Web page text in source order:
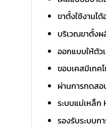
ขาตั้งใช้งานไ
บริเวณขาตั้ง
ออกแบบให้ตัว
ขอบเคสมีเทค
ผ่านการทดสอ
ระบบแม่เหล็ก
รองรับระบบก